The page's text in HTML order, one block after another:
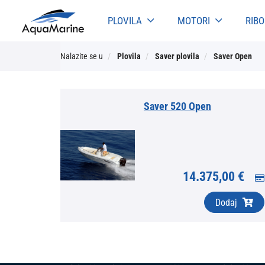
PLOVILA MOTORI
Nalazite se u Plovila Saver plovila Saver Open
Saver 520 Open
14.375,00 €
Dodaj